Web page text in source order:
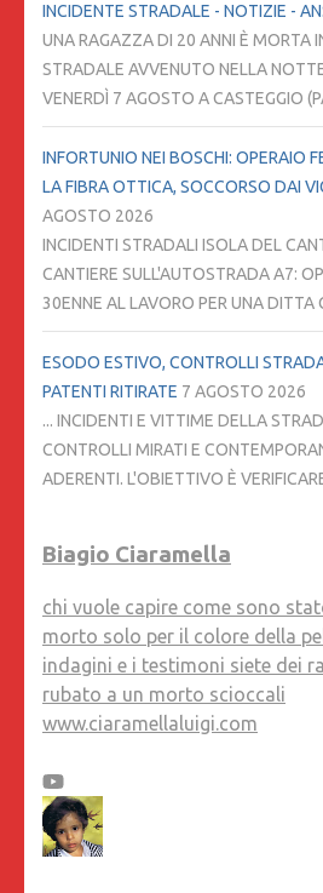
INCIDENTE STRADALE - NOTIZIE -
UNA RAGAZZA DI 20 ANNI È MORTA
STRADALE AVVENUTO NELLA
VENERDÌ 7 AGOSTO A CASTEGGIO
INFORTUNIO NEI BOSCHI: OPERAIO
LA FIBRA OTTICA, SOCCORSO DAI
AGOSTO 2026
INCIDENTI STRADALI ISOLA DEL
CANTIERE SULL'AUTOSTRADA A7:
30ENNE AL LAVORO PER UNA DITTA
ESODO ESTIVO, CONTROLLI
PATENTI RITIRATE 7 AGOSTO 2026
... INCIDENTI E VITTIME DELLA
CONTROLLI MIRATI E
ADERENTI. L'OBIETTIVO È
Biagio Ciaramella
chi vuole capire come sono
morto solo per il colore della
indagini e i testimoni siete dei
rubato a un morto scioccali
www.ciaramellaluigi.com